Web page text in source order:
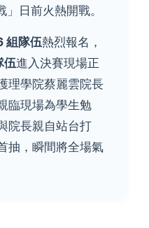
日前火熱開戰。
組隊伍熱烈報名，
伍進入決賽現場正
理學院蔡麗雲院長
臨現場為學生勉
院長親自站台打
抽，瞬間將全場氣